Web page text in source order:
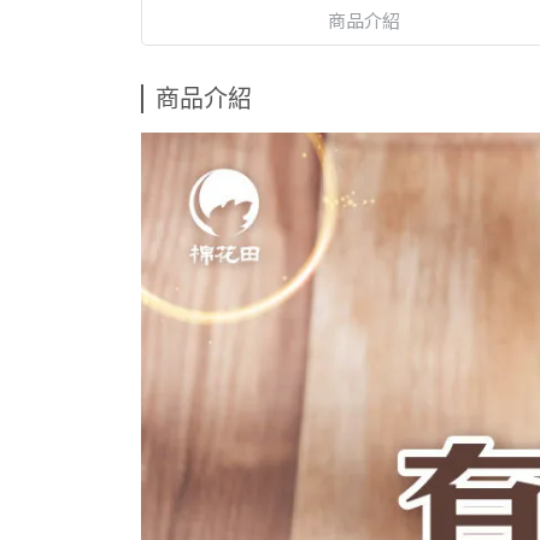
商品介紹
商品介紹